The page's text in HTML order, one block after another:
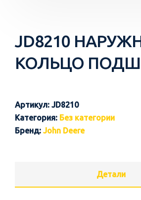
JD8210
КОЛЬЦО
Артикул: JD8210
Категория: Без категории
Бренд: John Deere
Детали